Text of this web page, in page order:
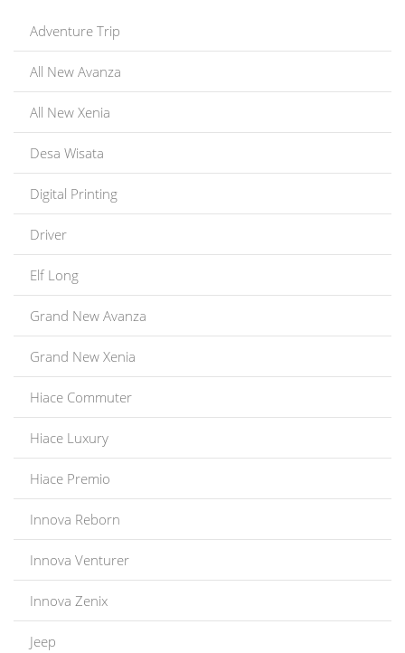
Adventure Trip
All New Avanza
All New Xenia
Desa Wisata
Digital Printing
Driver
Elf Long
Grand New Avanza
Grand New Xenia
Hiace Commuter
Hiace Luxury
Hiace Premio
Innova Reborn
Innova Venturer
Innova Zenix
Jeep